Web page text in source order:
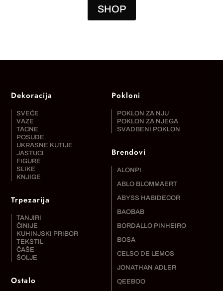
SHOP
Dekoracija
SVEĆE
VAZE
TACNE
POSUDE
UKRASNE KUTIJE
JASTUCI
FIGURE
SLIKE
KNJIGE
Trpezarija
TANJIRI
ČINIJE
KUHINJSKI PRIBOR
TEKSTIL
ČAŠE
ŠOLJE
Ostalo
Pokloni
POKLON ZA NJU
POKLON ZA NJEGA
SVADBENI POKLON
Brendovi
ALONPI
ABLO BLOMMAERT
ABYSS HABIDECOR
BAOBAB
BORDALLO PINHEIRO
BOSA
CELSO DE LEMOS
JONATHAN ADLER
QEEBOO